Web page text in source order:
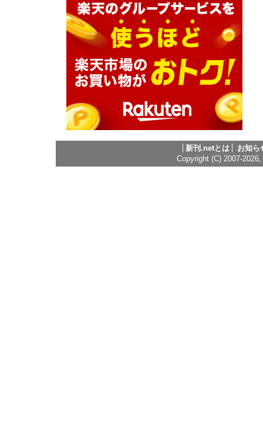
新刊.netとは
お知ら
Copyright (C) 2007-2026,